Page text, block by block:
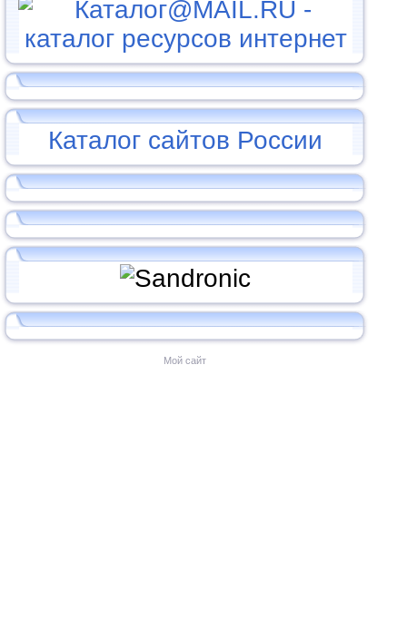
Каталог сайтов России
Мой сайт